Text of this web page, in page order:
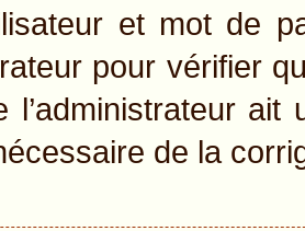
et mot de
pour vérifier
l’administrateur
de la